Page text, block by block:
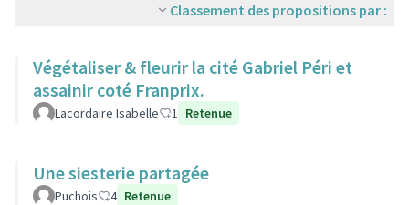
Classement des propositions par :
Végétaliser & fleurir la cité Gabriel Péri et
assainir coté Franprix.
Lacordaire Isabelle 1 Retenue
Une siesterie partagée
Puchois 4 Retenue